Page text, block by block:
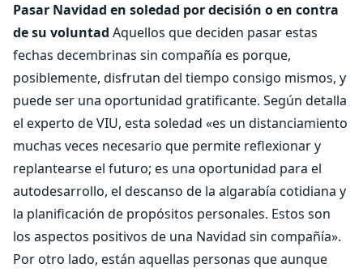
Pasar Navidad en soledad por decisión o en contra
de su voluntad Aquellos que deciden pasar estas
fechas decembrinas sin compañía es porque,
posiblemente, disfrutan del tiempo consigo mismos, y
puede ser una oportunidad gratificante. Según detalla
el experto de VIU, esta soledad «es un distanciamiento
muchas veces necesario que permite reflexionar y
replantearse el futuro; es una oportunidad para el
autodesarrollo, el descanso de la algarabía cotidiana y
la planificación de propósitos personales. Estos son
los aspectos positivos de una Navidad sin compañía».
Por otro lado, están aquellas personas que aunque